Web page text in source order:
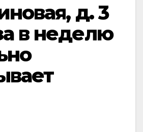
д. 3
в неделю